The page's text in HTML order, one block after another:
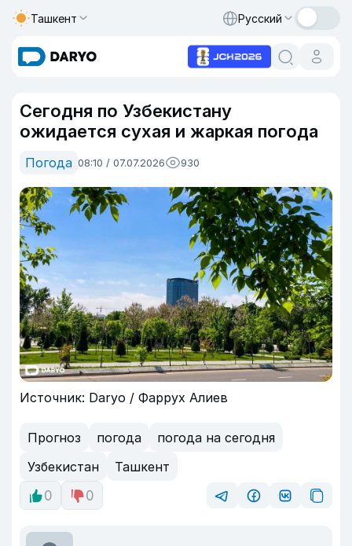
Ташкент Русский
Сегодня по Узбекистану
ожидается сухая и жаркая погода
Погода 08:10 / 07.07.2026 930
Источник: Daryo / Фаррух Алиев
Прогноз погода
погода на сегодня
Узбекистан
Ташкент
0
0